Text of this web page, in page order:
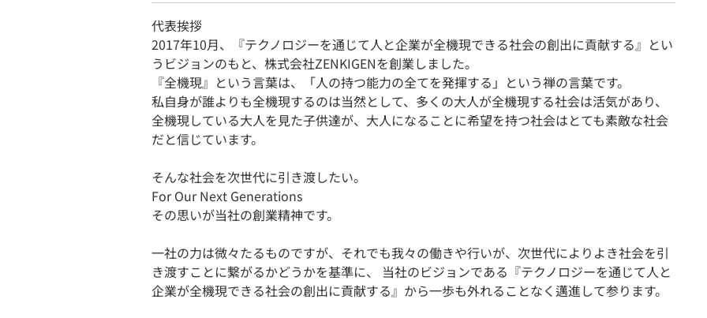
代表挨拶
2017年10月、『テクノロジーを通じて人と企業が全機現できる社会の創出に貢献する』とい
うビジョンのもと、株式会社ZENKIGENを創業しました。
『全機現』という言葉は、「人の持つ能力の全てを発揮する」という禅の言葉です。
私自身が誰よりも全機現するのは当然として、多くの大人が全機現する社会は活気があり、
全機現している大人を見た子供達が、大人になることに希望を持つ社会はとても素敵な社会
だと信じています。
そんな社会を次世代に引き渡したい。
For Our Next Generations
その思いが当社の創業精神です。
一社の力は微々たるものですが、それでも我々の働きや行いが、次世代によりよき社会を引
き渡すことに繋がるかどうかを基準に、 当社のビジョンである『テクノロジーを通じて人と
企業が全機現できる社会の創出に貢献する』から一歩も外れることなく邁進して参ります。